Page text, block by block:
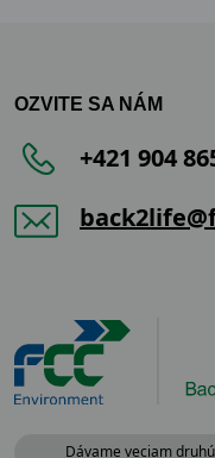
OZVITE SA NÁM
+421 904
Dávame veciam